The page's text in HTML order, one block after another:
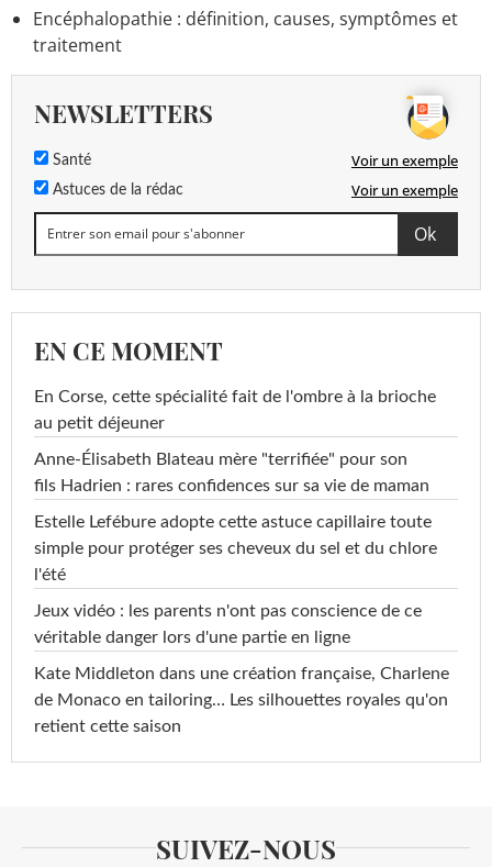
Encéphalopathie : définition, causes, symptômes et
traitement
NEWSLETTERS
Santé Voir un exemple
Astuces de la rédac Voir un exemple
EN CE MOMENT
En Corse, cette spécialité fait de l'ombre à la brioche
au petit déjeuner
Anne-Élisabeth Blateau mère "terrifiée" pour son
fils Hadrien : rares confidences sur sa vie de maman
Estelle Lefébure adopte cette astuce capillaire toute
simple pour protéger ses cheveux du sel et du chlore
l'été
Jeux vidéo : les parents n'ont pas conscience de ce
véritable danger lors d'une partie en ligne
Kate Middleton dans une création française, Charlene
de Monaco en tailoring… Les silhouettes royales qu'on
retient cette saison
SUIVEZ-NOUS